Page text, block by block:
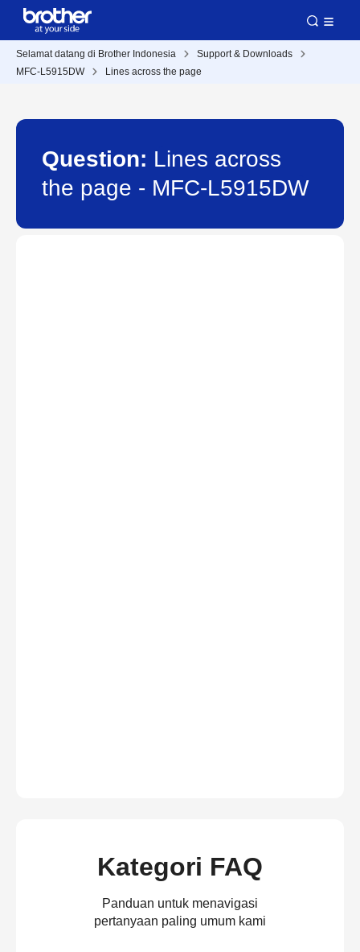
Selamat datang di Brother Indonesia
Support & Downloads
MFC-L5915DW
Lines across the page
Question: Lines across
the page - MFC-L5915DW
Kategori FAQ
Panduan untuk menavigasi
pertanyaan paling umum kami